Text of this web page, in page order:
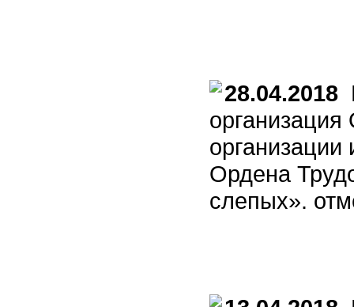
28.04.2018
организации
Ордена
слепых».